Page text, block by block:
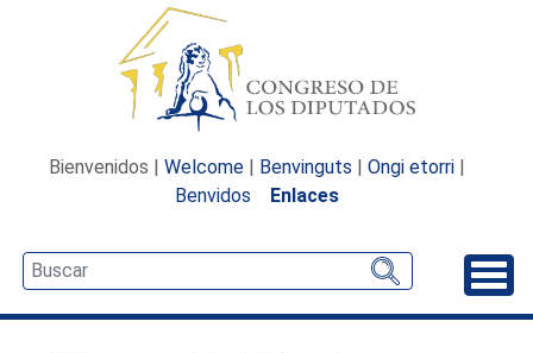
Bienvenidos | Welcome | Benvinguts | Ongi etorri |
Benvidos
Enlaces